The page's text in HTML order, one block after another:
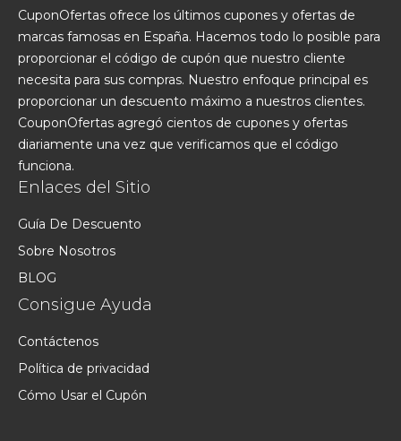
CuponOfertas ofrece los últimos cupones y ofertas de
marcas famosas en España. Hacemos todo lo posible para
proporcionar el código de cupón que nuestro cliente
necesita para sus compras. Nuestro enfoque principal es
proporcionar un descuento máximo a nuestros clientes.
CouponOfertas agregó cientos de cupones y ofertas
diariamente una vez que verificamos que el código
funciona.
Enlaces del Sitio
Guía De Descuento
Sobre Nosotros
BLOG
Consigue Ayuda
Contáctenos
Política de privacidad
Cómo Usar el Cupón